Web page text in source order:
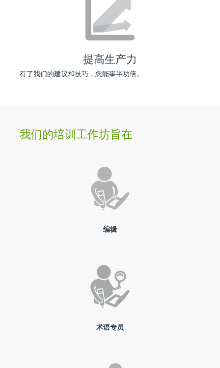
提高生产力
有了我们的建议和技巧，您能事半功倍。
我们的培训工作坊旨在
编辑
术语专员